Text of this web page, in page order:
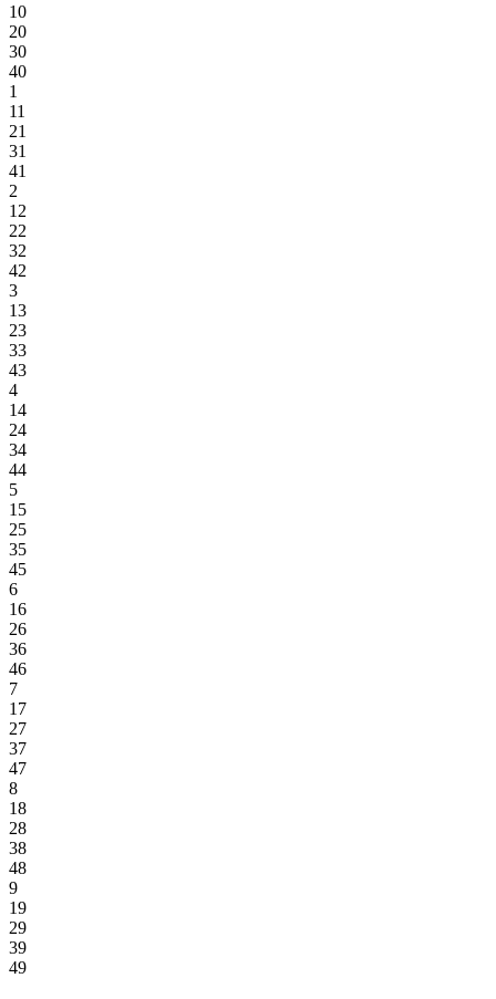
10
20
30
40
1
11
21
31
41
2
12
22
32
42
3
13
23
33
43
4
14
24
34
44
5
15
25
35
45
6
16
26
36
46
7
17
27
37
47
8
18
28
38
48
9
19
29
39
49